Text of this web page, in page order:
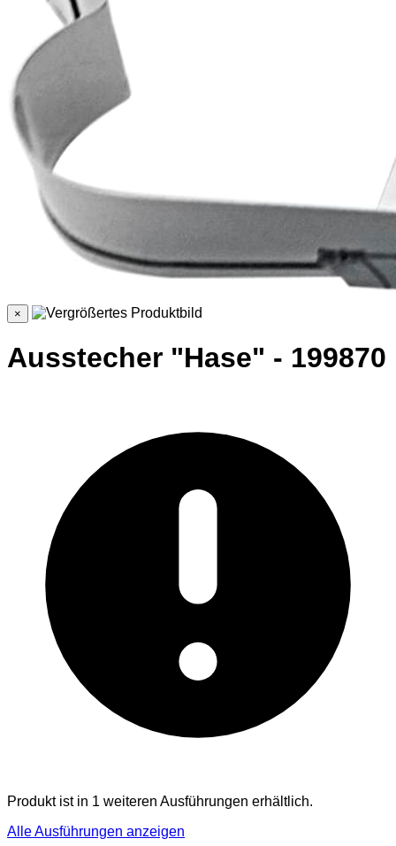
×
Ausstecher "Hase" - 199870
Produkt ist in 1 weiteren Ausführungen erhältlich.
Alle Ausführungen anzeigen